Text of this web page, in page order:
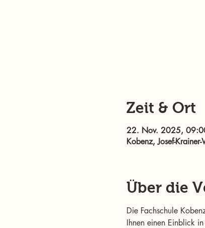
Zeit & Ort
22. Nov. 2025,
Kobenz, Josef-
Über die
Die Fachschule
Ihnen einen Einblick